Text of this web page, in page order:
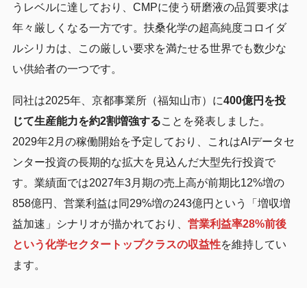
うレベルに達しており、CMPに使う研磨液の品質要求は
年々厳しくなる一方です。扶桑化学の超高純度コロイダ
ルシリカは、この厳しい要求を満たせる世界でも数少な
い供給者の一つです。
同社は2025年、京都事業所（福知山市）に400億円を投
じて生産能力を約2割増強することを発表しました。
2029年2月の稼働開始を予定しており、これはAIデータセ
ンター投資の長期的な拡大を見込んだ大型先行投資で
す。業績面では2027年3月期の売上高が前期比12%増の
858億円、営業利益は同29%増の243億円という「増収増
益加速」シナリオが描かれており、 営業利益率28%前後
という化学セクタートップクラスの収益性を維持してい
ます。